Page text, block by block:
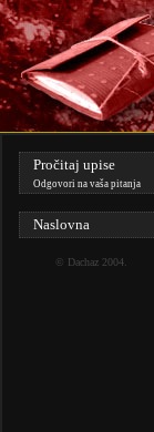
Pročitaj upise
Odgovori na vaša pitanja
Naslovna
© Dachaz2004.